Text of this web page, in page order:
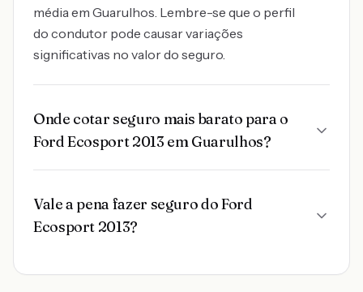
média em Guarulhos. Lembre-se que o perfil
do condutor pode causar variações
significativas no valor do seguro.
Onde cotar seguro mais barato para o
Ford Ecosport 2013 em Guarulhos?
Vale a pena fazer seguro do Ford
Ecosport 2013?